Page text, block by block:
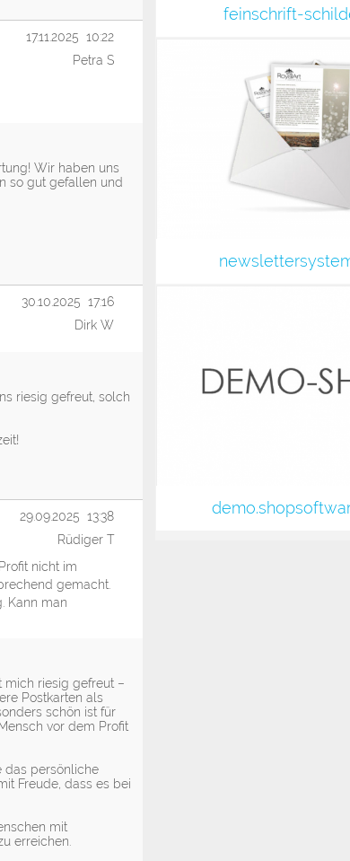
Petra S
17.11.2025 10:22
Wir haben uns
so gut gefallen und
Dirk W
30.10.2025 17:16
riesig gefreut, solch
Rüdiger T
29.09.2025 13:38
nicht im
gemacht.
Kann man
mich riesig gefreut –
Postkarten als
schön ist für
vor dem Profit
das persönliche
Freude, dass es bei
mit
erreichen.
feinschrift-